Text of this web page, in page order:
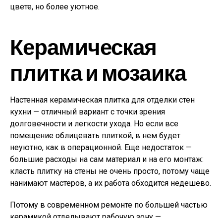
цвете, но более уютное.
Керамическая
плитка и мозаика
Настенная керамическая плитка для отделки стен
кухни — отличный вариант с точки зрения
долговечности и легкости ухода. Но если все
помещение облицевать плиткой, в нем будет
неуютно, как в операционной. Еще недостаток —
большие расходы на сам материал и на его монтаж:
класть плитку на стены не очень просто, потому чаще
нанимают мастеров, а их работа обходится недешево.
Потому в современном ремонте по большей частью